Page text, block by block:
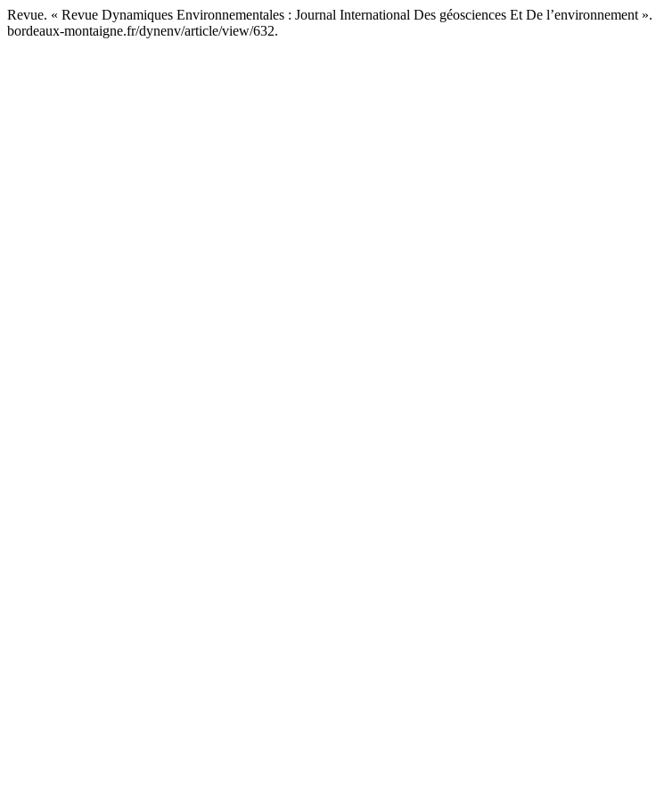
Revue. « Revue Dynamiques Environnementales : Journal International Des géosciences Et De l’environnement ».
bordeaux-montaigne.fr/dynenv/article/view/632.